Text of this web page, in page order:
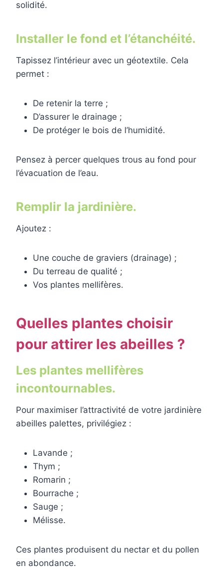
solidité.
Installer le fond et l’étanchéité.
Tapissez l’intérieur avec un géotextile. Cela
permet :
De retenir la terre ;
D’assurer le drainage ;
De protéger le bois de l’humidité.
Pensez à percer quelques trous au fond pour
l’évacuation de l’eau.
Remplir la jardinière.
Ajoutez :
Une couche de graviers (drainage) ;
Du terreau de qualité ;
Vos plantes mellifères.
Quelles plantes choisir
pour attirer les abeilles ?
Les plantes mellifères
incontournables.
Pour maximiser l’attractivité de votre jardinière
abeilles palettes, privilégiez :
Lavande ;
Thym ;
Romarin ;
Bourrache ;
Sauge ;
Mélisse.
Ces plantes produisent du nectar et du pollen
en abondance.